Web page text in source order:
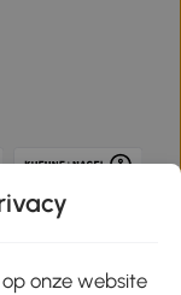
onze website